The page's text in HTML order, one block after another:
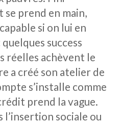
se prend en main,
si on lui en
success
réelles achèvent le
a créé son atelier de
s’installe comme
prend la vague.
l’insertion sociale ou